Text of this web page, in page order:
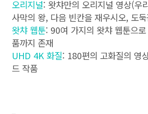
오리지널: 왓챠만의 오리지널 영상(우
사막의 왕, 다음 빈칸을 재우시오, 도
왓챠 웹툰: 90여 가지의 왓챠 웹툰으
품까지 존재
UHD 4K 화질: 180편의 고화질의 영
드 작품